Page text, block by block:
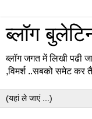
ब्लॉग
ब्लॉग जगत में लिखी पढी
,विमर्श ..सबको समेट कर